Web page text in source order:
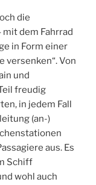
die
mit dem Fahrrad
in Form einer
versenken“. Von
und
freudig
in jedem Fall
(an-)
aus. Es
Schiff
wohl auch